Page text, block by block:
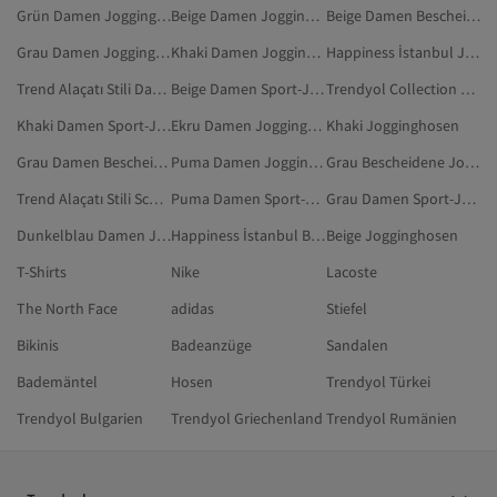
Grün Damen Jogginghosen In Übergröße
Beige Damen Jogginghosen
Beige Damen Bescheidene Jogginghose
Grau Damen Jogginghosen
Khaki Damen Jogginghosen
Happiness İstanbul Jogginghosen
Trend Alaçatı Stili Damen Jogginghosen
Beige Damen Sport-Jogginghosen
Trendyol Collection Sportbekleidung
Khaki Damen Sport-Jogginghosen
Ekru Damen Jogginghosen Khaki Jogginghosen
Grau Damen Bescheidene Jogginghose
Puma Damen Jogginghosen
Grau Bescheidene Jogginghose
Trend Alaçatı Stili Schwarz Jogginghosen
Puma Damen Sport-Jogginghosen
Grau Damen Sport-Jogginghosen
Dunkelblau Damen Jogginghosen
Happiness İstanbul Braun JogginghosenBeige Jogginghosen
T-Shirts
Nike
Lacoste
The North Face
adidas
Stiefel
Bikinis
Badeanzüge
Sandalen
Bademäntel
Hosen
Trendyol Türkei
Trendyol Bulgarien
Trendyol Griechenland Trendyol Rumänien